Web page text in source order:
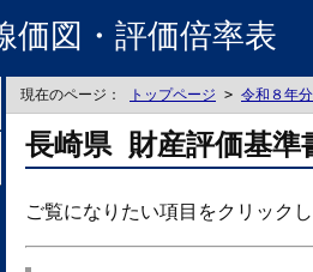
価図・評価倍率表
現在のページ： トップページ > 令和８年分
長崎県 財産評価基準
ご覧になりたい項目をクリック